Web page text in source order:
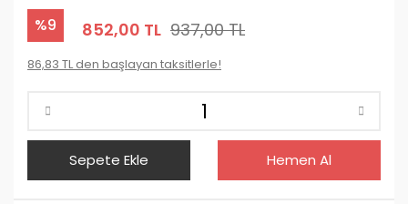
%9 852,00 TL 937,00 TL
86,83 TL den başlayan taksitlerle!
Sepete Ekle Hemen Al